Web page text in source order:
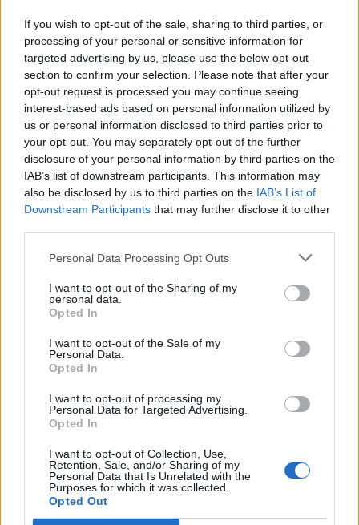
If you wish to opt-out of the sale, sharing to third parties, or
processing of your personal or sensitive information for
targeted advertising by us, please use the below opt-out
section to confirm your selection. Please note that after your
opt-out request is processed you may continue seeing
interest-based ads based on personal information utilized by
us or personal information disclosed to third parties prior to
your opt-out. You may separately opt-out of the further
disclosure of your personal information by third parties on the
IAB’s list of downstream participants. This information may
also be disclosed by us to third parties on the IAB’s List of
Downstream Participants that may further disclose it to other
Personal Data Processing Opt Outs
I want to opt-out of the Sharing of my
personal data.
Opted In
I want to opt-out of the Sale of my
Personal Data.
Opted In
I want to opt-out of processing my
Personal Data for Targeted Advertising.
Opted In
I want to opt-out of Collection, Use,
Retention, Sale, and/or Sharing of my
Personal Data that Is Unrelated with the
Purposes for which it was collected.
Opted Out
Puntuar 'Tus Ojitos'
¿Qué te parece esta canción?
Imprimir letra
* Letra añadida porEpicureo
+ La Pura Doble P